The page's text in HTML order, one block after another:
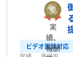
ビデオ面談対応
実
績、
報酬